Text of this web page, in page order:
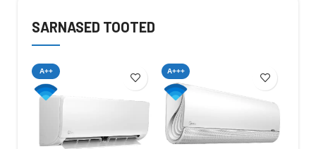
SARNASED TOOTED
A++ A+++